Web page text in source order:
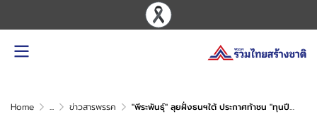
Home ... ข่าวสารพรรค "พีระพันธุ์" ลุยฝั่งธนฯใต้ ประกาศท้าชน "ทุนปีศาจ" รื้อโครงสร้างพลังงาน กู้เศรษฐกิจปากท้อง